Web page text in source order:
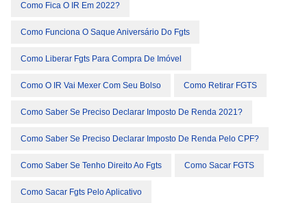
Como Fica O IR Em 2022?
Como Funciona O Saque Aniversário Do Fgts
Como Liberar Fgts Para Compra De Imóvel
Como O IR Vai Mexer Com Seu Bolso Como Retirar FGTS
Como Saber Se Preciso Declarar Imposto De Renda 2021?
Como Saber Se Preciso Declarar Imposto De Renda Pelo CPF?
Como Saber Se Tenho Direito Ao Fgts Como Sacar FGTS
Como Sacar Fgts Pelo Aplicativo